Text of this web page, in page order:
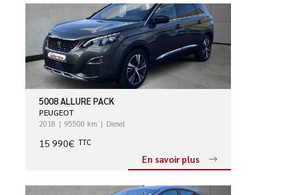
5008 ALLURE PACK
PEUGEOT
2018 95500 km Diesel
15 990€ TTC
En savoir plus